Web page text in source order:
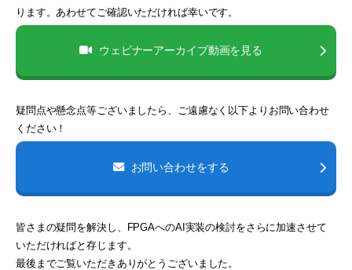
ります。あわせてご確認いただければ幸いです。
ウェビナーアーカイブ動画を見る
疑問点や懸念点等ございましたら、ご遠慮なく以下よりお問い合わせ
ください！
お問い合わせをする
皆さまの疑問を解決し、FPGAへのAI実装の検討をさらに加速させて
いただければと存じます。
最後までご覧いただきありがとうございました。